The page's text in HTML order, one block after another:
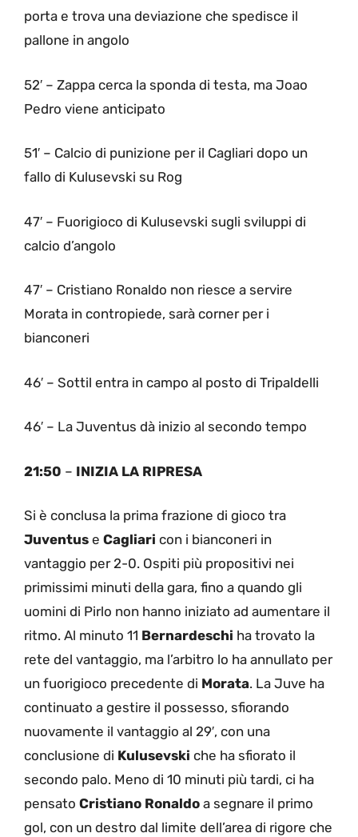
porta e trova una deviazione che spedisce il
pallone in angolo
52′ – Zappa cerca la sponda di testa, ma Joao
Pedro viene anticipato
51′ – Calcio di punizione per il Cagliari dopo un
fallo di Kulusevski su Rog
47′ – Fuorigioco di Kulusevski sugli sviluppi di
calcio d’angolo
47′ – Cristiano Ronaldo non riesce a servire
Morata in contropiede, sarà corner per i
bianconeri
46′ – Sottil entra in campo al posto di Tripaldelli
46′ – La Juventus dà inizio al secondo tempo
21:50 – INIZIA LA RIPRESA
Si è conclusa la prima frazione di gioco tra
Juventus e Cagliari con i bianconeri in
vantaggio per 2-0. Ospiti più propositivi nei
primissimi minuti della gara, fino a quando gli
uomini di Pirlo non hanno iniziato ad aumentare il
ritmo. Al minuto 11 Bernardeschi ha trovato la
rete del vantaggio, ma l’arbitro lo ha annullato per
un fuorigioco precedente di Morata. La Juve ha
continuato a gestire il possesso, sfiorando
nuovamente il vantaggio al 29′, con una
conclusione di Kulusevski che ha sfiorato il
secondo palo. Meno di 10 minuti più tardi, ci ha
pensato Cristiano Ronaldo a segnare il primo
gol, con un destro dal limite dell’area di rigore che